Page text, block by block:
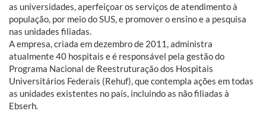
as universidades, aperfeiçoar os serviços de atendimento à
população, por meio do SUS, e promover o ensino e a pesquisa
nas unidades filiadas.
A empresa, criada em dezembro de 2011, administra
atualmente 40 hospitais e é responsável pela gestão do
Programa Nacional de Reestruturação dos Hospitais
Universitários Federais (Rehuf), que contempla ações em todas
as unidades existentes no país, incluindo as não filiadas à
Ebserh.